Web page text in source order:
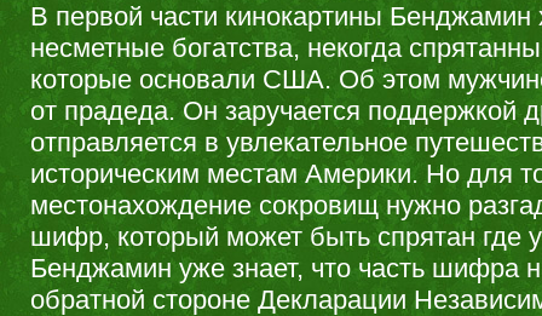
В первой части кинокартины Бенджамин
несметные богатства, некогда
которые основали США. Об этом
от прадеда. Он заручается поддержкой
отправляется в увлекательное
историческим местам Америки. Но для
местонахождение сокровищ нужно
шифр, который может быть спрятан где
Бенджамин уже знает, что часть шифра
обратной стороне Декларации